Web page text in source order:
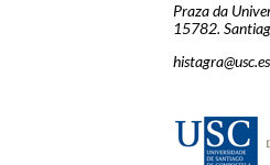
Praza da
15782.
histagra@usc.es